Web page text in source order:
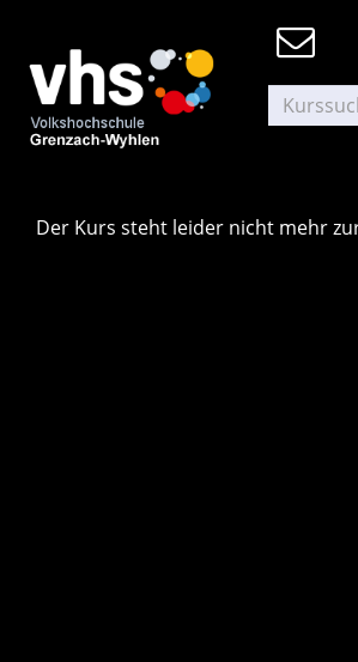
Der Kurs steht leider nicht mehr